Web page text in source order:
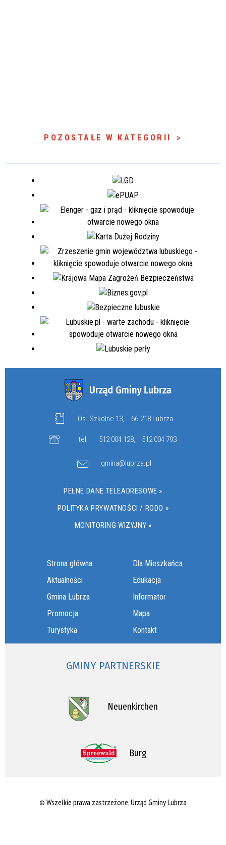
POZOSTAŁE W KATEGORII
Os. Szkolne 13, 66-218 Lubrza
tel.: 512 004 128 512 004 793
gmina@lubrza.pl
PEŁNE DANE TELEADRESOWE »
POLITYKA PRYWATNOŚCI / RODO »
MONITORING WIZYJNY »
Strona główna
Aktualności
Gmina Lubrza
Promocja
Turystyka
Dla Mieszkańca
Edukacja
Informator
Mapa
Kontakt
GMINY PARTNERSKIE
Neuenkirchen
Burg
© Wszelkie prawa zastrzeżone, Urząd Gminy Lubrza